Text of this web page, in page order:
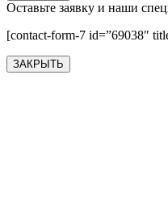
Оставьте заявку и наши
[contact-form-7 id=”69038″
ЗАКРЫТЬ